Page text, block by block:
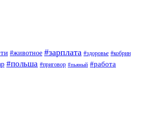
#животное #зарплата #здоровье #кобрин
#польша #приговор #пьяный #работа